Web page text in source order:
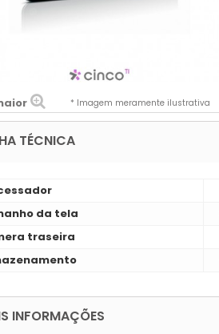
* Imagem meramente ilustrativa
TÉCNICA
da tela
traseira
INFORMAÇÕES